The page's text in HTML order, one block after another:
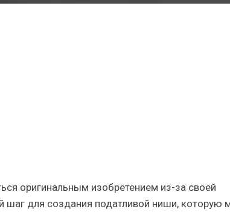
оригинальным изобретением из-за своей
шаг для создания податливой ниши, которую